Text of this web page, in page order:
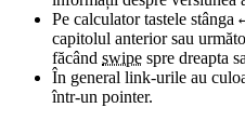
Pe calculator tastele stânga
capitolul anterior sau
făcând swipe spre dreapta
În general link-urile au
într-un pointer.